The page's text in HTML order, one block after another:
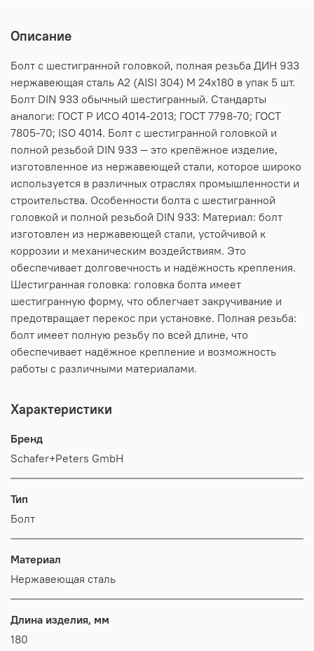
Описание
Болт с шестигранной головкой, полная резьба ДИН 933
нержавеющая сталь А2 (AISI 304) M 24х180 в упак 5 шт.
Болт DIN 933 обычный шестигранный. Стандарты
аналоги: ГОСТ Р ИСО 4014-2013; ГОСТ 7798-70; ГОСТ
7805-70; ISO 4014. Болт с шестигранной головкой и
полной резьбой DIN 933 — это крепёжное изделие,
изготовленное из нержавеющей стали, которое широко
используется в различных отраслях промышленности и
строительства. Особенности болта с шестигранной
головкой и полной резьбой DIN 933: Материал: болт
изготовлен из нержавеющей стали, устойчивой к
коррозии и механическим воздействиям. Это
обеспечивает долговечность и надёжность крепления.
Шестигранная головка: головка болта имеет
шестигранную форму, что облегчает закручивание и
предотвращает перекос при установке. Полная резьба:
болт имеет полную резьбу по всей длине, что
обеспечивает надёжное крепление и возможность
работы с различными материалами.
Характеристики
Бренд
Schafer+Peters GmbH
Тип
Болт
Материал
Нержавеющая сталь
Длина изделия, мм
180